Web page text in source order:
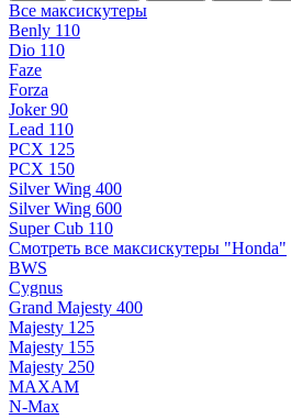
Все максискутеры
Benly 110
Dio 110
Faze
Forza
Joker 90
Lead 110
PCX 125
PCX 150
Silver Wing 400
Silver Wing 600
Super Cub 110
Смотреть все максискутеры "Honda"
BWS
Cygnus
Grand Majesty 400
Majesty 125
Majesty 155
Majesty 250
MAXAM
N-Max